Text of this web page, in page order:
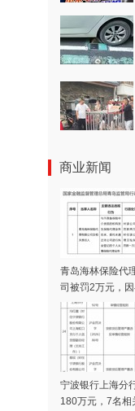
商业新闻
青岛海林保险代
司被罚2万元，
备保险中介资质
生保险代理业务
宁波银行上海分
180万元，7名相